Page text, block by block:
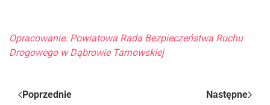
Opracowanie: Powiatowa Rada Bezpieczeństwa Ruchu
Drogowego w Dąbrowie Tarnowskiej
Poprzednie Następne